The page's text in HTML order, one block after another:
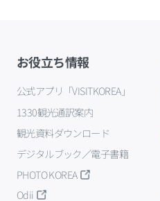
お役立ち情報
公式アプリ「VISITKOREA」
1330観光通訳案内
観光資料ダウンロード
デジタルブック／電子書籍
PHOTO KOREA
Odii